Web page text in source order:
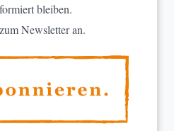
bleiben.
Newsletter an.